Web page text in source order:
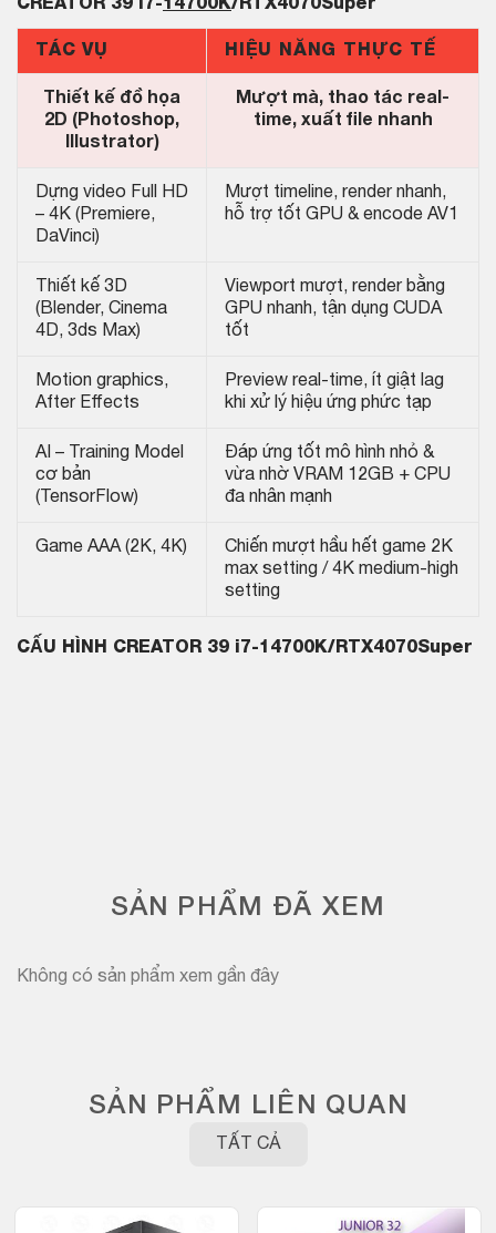
CREATOR 39 i7-14700K/RTX4070Super
TÁC VỤ HIỆU NĂNG THỰC TẾ
Thiết kế đồ họa
2D (Photoshop,
Illustrator)
Mượt mà, thao tác real-
time, xuất file nhanh
Dựng video Full HD
– 4K (Premiere,
DaVinci)
Mượt timeline, render nhanh,
hỗ trợ tốt GPU & encode AV1
Thiết kế 3D
(Blender, Cinema
4D, 3ds Max)
Viewport mượt, render bằng
GPU nhanh, tận dụng CUDA
tốt
Motion graphics,
After Effects
Preview real-time, ít giật lag
khi xử lý hiệu ứng phức tạp
AI – Training Model
cơ bản
(TensorFlow)
Đáp ứng tốt mô hình nhỏ &
vừa nhờ VRAM 12GB + CPU
đa nhân mạnh
Game AAA (2K, 4K)
Chiến mượt hầu hết game 2K
max setting / 4K medium-high
setting
CẤU HÌNH CREATOR 39 i7-14700K/RTX4070Super
SẢN PHẨM ĐÃ XEM
Không có sản phẩm xem gần đây
SẢN PHẨM LIÊN QUAN
TẤT CẢ